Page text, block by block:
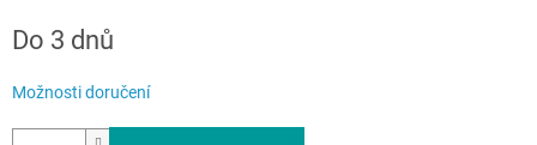
cena:
Do 3 dnů
Možnosti doručení